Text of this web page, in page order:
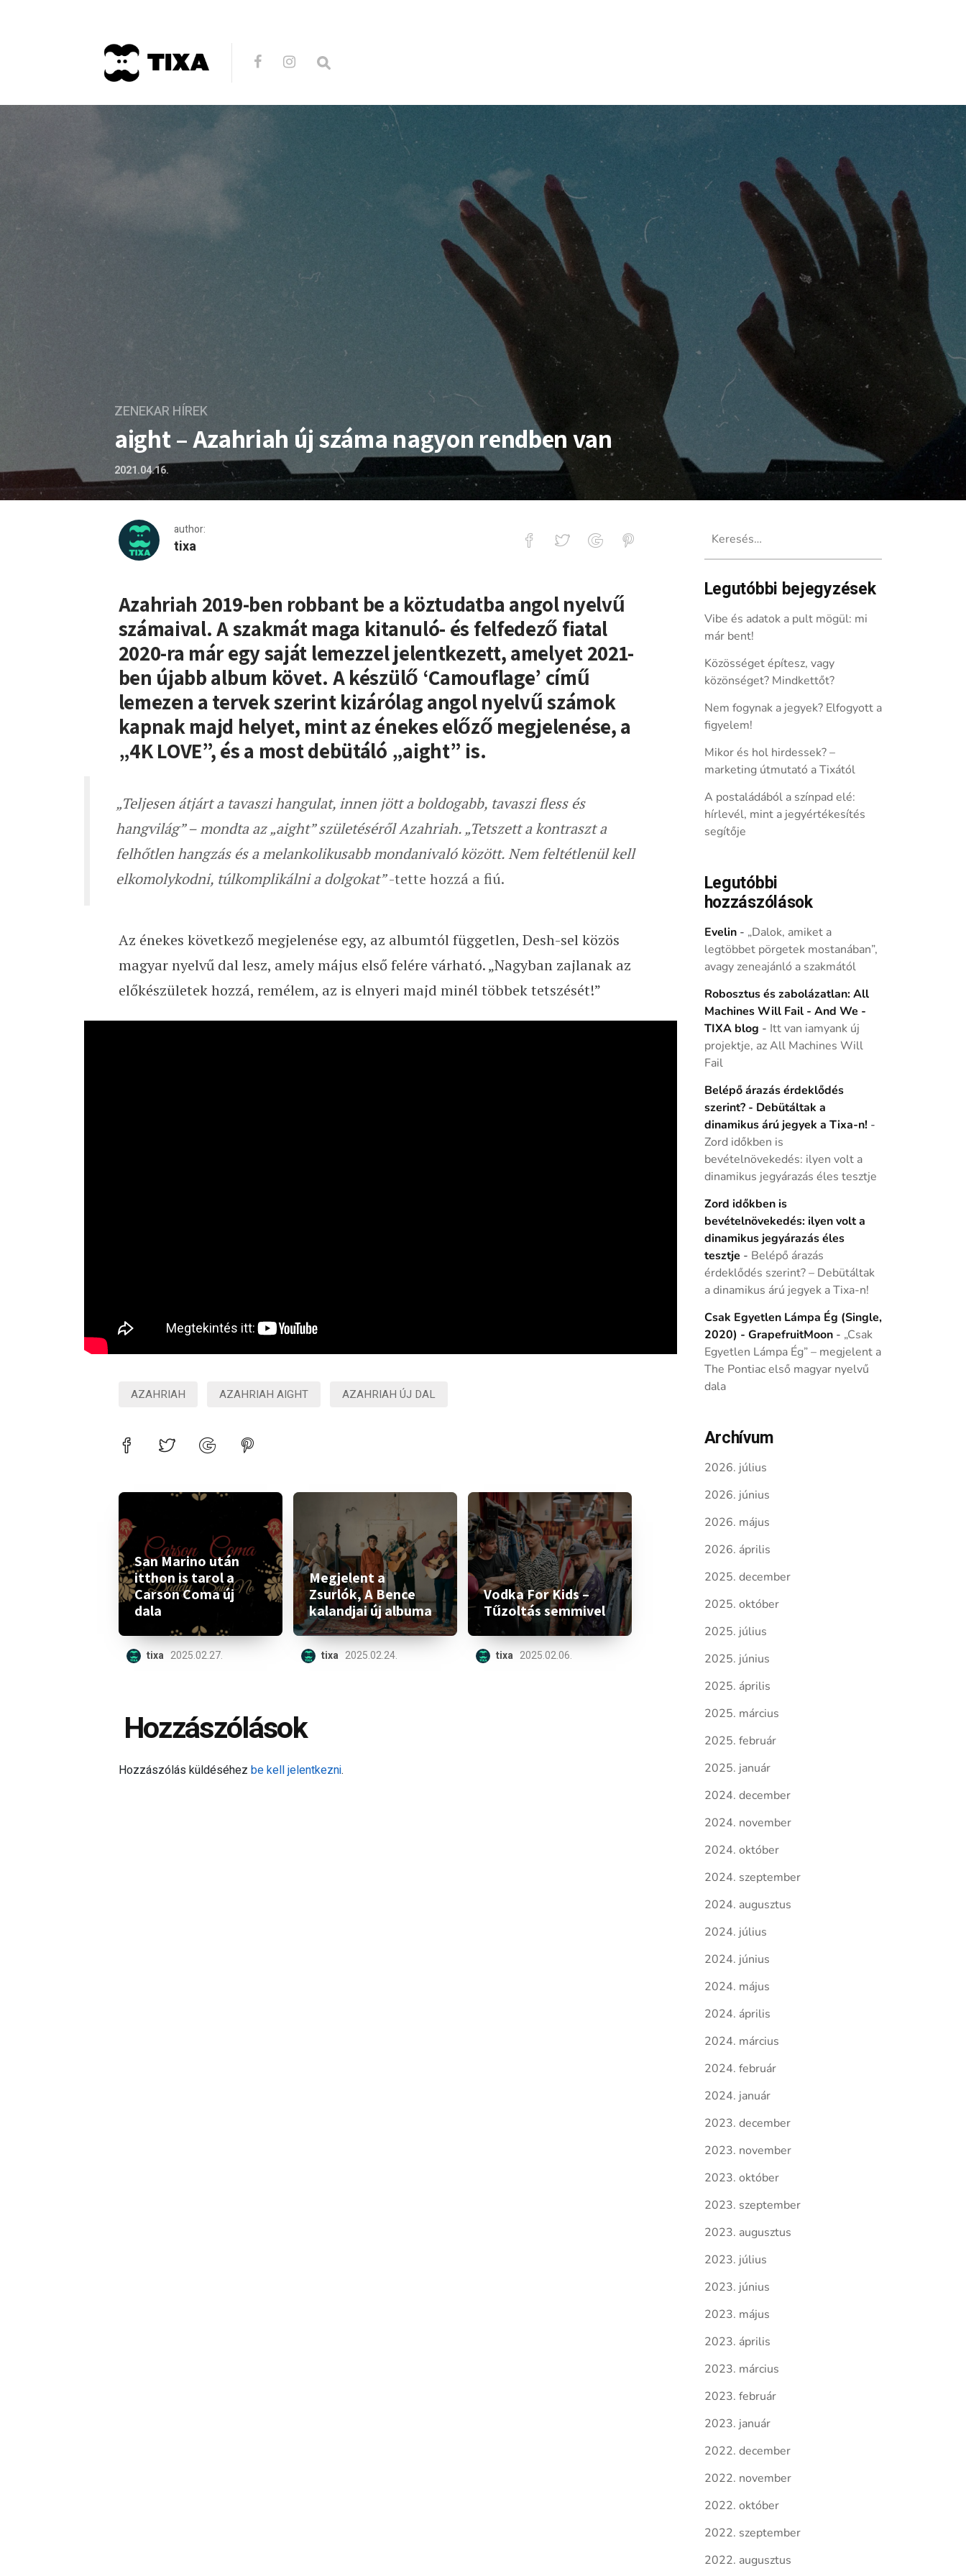
ZENEKAR HÍREK
aight – Azahriah új száma nagyon rendben van
2021.04.16.
author:
tixa
aight – Azahriah új száma nagyon rendben van
Azahriah 2019-ben robbant be a köztudatba angol nyelvű
számaival. A szakmát maga kitanuló- és felfedező fiatal
2020-ra már egy saját lemezzel jelentkezett, amelyet 2021-
ben újabb album követ. A készülő ‘Camouflage’ című
lemezen a tervek szerint kizárólag angol nyelvű számok
kapnak majd helyet, mint az énekes előző megjelenése, a
„4K LOVE”, és a most debütáló „aight” is.
„Teljesen átjárt a tavaszi hangulat, innen jött a boldogabb, tavaszi fless és
hangvilág” – mondta az „aight” születéséről Azahriah. „Tetszett a kontraszt a
felhőtlen hangzás és a melankolikusabb mondanivaló között. Nem feltétlenül kell
elkomolykodni, túlkomplikálni a dolgokat”-tette hozzá a fiú.
Az énekes következő megjelenése egy, az albumtól független, Desh-sel közös
magyar nyelvű dal lesz, amely május első felére várható. „Nagyban zajlanak az
előkészületek hozzá, remélem, az is elnyeri majd minél többek tetszését!”
AZAHRIAH AZAHRIAH AIGHT AZAHRIAH ÚJ DAL
San Marino után
itthon is tarol a
Carson Coma új
dala
tixa 2025.02.27.
Megjelent a
Zsurlók, A Bence
kalandjai új albuma
tixa 2025.02.24.
Vodka For Kids –
Tűzoltás semmivel
tixa 2025.02.06.
Hozzászólások
Hozzászólás küldéséhez be kell jelentkezni.
Legutóbbi bejegyzések
Vibe és adatok a pult mögül: mi
már bent!
Közösséget építesz, vagy
közönséget? Mindkettőt?
Nem fogynak a jegyek? Elfogyott a
figyelem!
Mikor és hol hirdessek? –
marketing útmutató a Tixától
A postaládából a színpad elé:
hírlevél, mint a jegyértékesítés
segítője
Legutóbbi
hozzászólások
Evelin- „Dalok, amiket a
legtöbbet pörgetek mostanában”,
avagy zeneajánló a szakmától
Robosztus és zabolázatlan: All
Machines Will Fail - And We -
TIXA blog - Itt van iamyank új
projektje, az All Machines Will
Fail
Belépő árazás érdeklődés
szerint? - Debütáltak a
dinamikus árú jegyek a Tixa-n! -
Zord időkben is
bevételnövekedés: ilyen volt a
dinamikus jegyárazás éles tesztje
Zord időkben is
bevételnövekedés: ilyen volt a
dinamikus jegyárazás éles
tesztje - Belépő árazás
érdeklődés szerint? – Debütáltak
a dinamikus árú jegyek a Tixa-n!
Csak Egyetlen Lámpa Ég (Single,
2020) - GrapefruitMoon- „Csak
Egyetlen Lámpa Ég” – megjelent a
The Pontiac első magyar nyelvű
dala
Archívum
2026. július
2026. június
2026. május
2026. április
2025. december
2025. október
2025. július
2025. június
2025. április
2025. március
2025. február
2025. január
2024. december
2024. november
2024. október
2024. szeptember
2024. augusztus
2024. július
2024. június
2024. május
2024. április
2024. március
2024. február
2024. január
2023. december
2023. november
2023. október
2023. szeptember
2023. augusztus
2023. július
2023. június
2023. május
2023. április
2023. március
2023. február
2023. január
2022. december
2022. november
2022. október
2022. szeptember
2022. augusztus